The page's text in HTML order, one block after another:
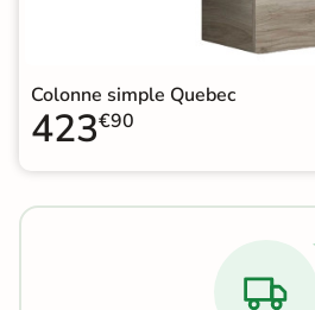
Colonne simple Quebec
423€90